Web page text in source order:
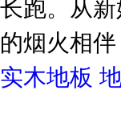
长跑。从
的烟火相
实木地板